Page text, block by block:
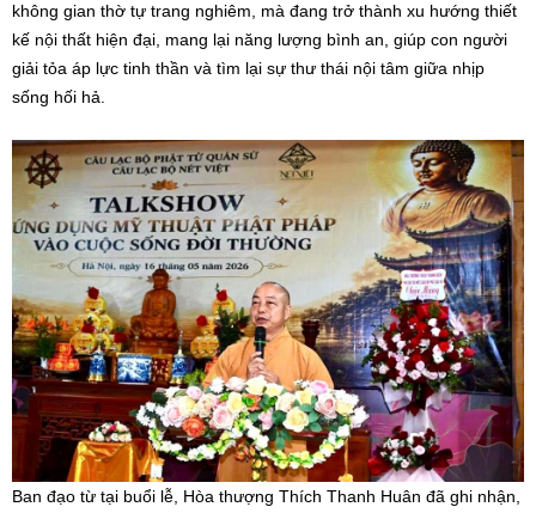
không gian thờ tự trang nghiêm, mà đang trở thành xu hướng thiết
kế nội thất hiện đại, mang lại năng lượng bình an, giúp con người
giải tỏa áp lực tinh thần và tìm lại sự thư thái nội tâm giữa nhịp
sống hối hả.
Ban đạo từ tại buổi lễ, Hòa thượng Thích Thanh Huân đã ghi nhận,